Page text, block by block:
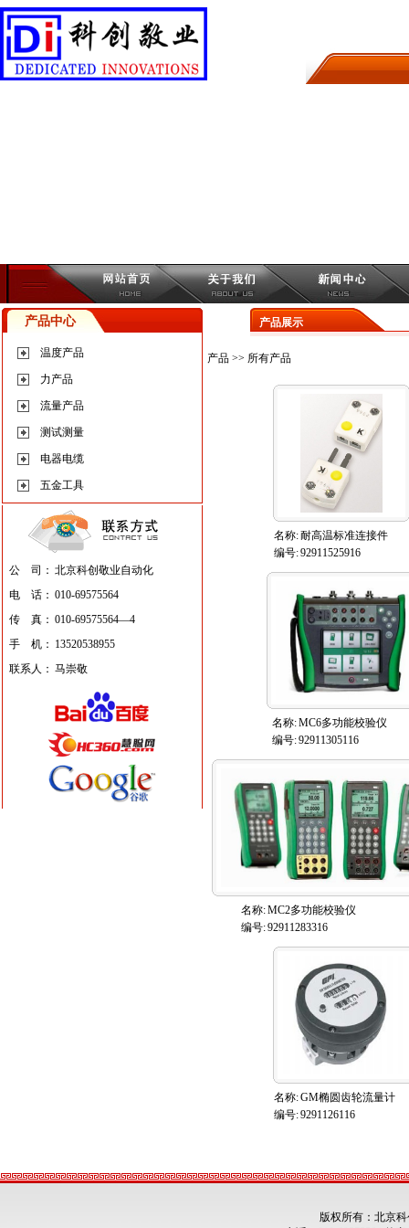
产品中心
温度产品
力产品
流量产品
测试测量
电器电缆
五金工具
公 司： 北京科创敬业自动化
电 话： 010-69575564
传 真： 010-69575564—4
手 机： 13520538955
联系人： 马崇敬
产品展示
产品 >> 所有产品
名称:耐高温标准连接件
编号:92911525916
名称:MC6多功能校验仪
编号:92911305116
名称:MC2多功能校验仪
编号:92911283316
名称:GM椭圆齿轮流量计
编号:9291126116
版权所有：北京